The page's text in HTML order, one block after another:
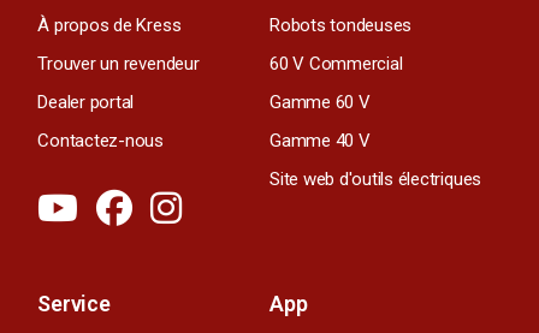
À propos de Kress
Trouver un revendeur
Dealer portal
Contactez-nous
Robots tondeuses
60 V Commercial
Gamme 60 V
Gamme 40 V
Site web d'outils électriques
Service App